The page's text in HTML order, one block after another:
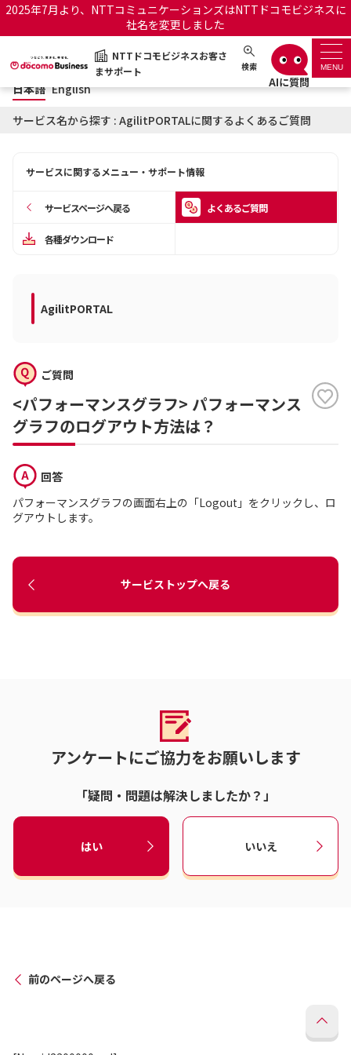
2025年7月より、NTTコミュニケーションズはNTTドコモビジネスに
社名を変更しました
NTTドコモビジネスお客さ
まサポート
検索 MENU
NTTドコモビジネスお客さまサポート 日本語 English
サポートトップ
お知らせ
日本語 English
サービス名から探す : AgilitPORTALに関するよくあるご質問
サービスに関するメニュー・サポート情報
サービスページへ戻る よくあるご質問
各種ダウンロード
AgilitPORTAL
ご質問
<パフォーマンスグラフ> パフォーマンス
グラフのログアウト方法は？
回答
パフォーマンスグラフの画面右上の「Logout」をクリックし、ロ
グアウトします。
サービストップへ戻る
アンケートにご協力をお願いします
「疑問・問題は解決しましたか？」
はい いいえ
前のページへ戻る